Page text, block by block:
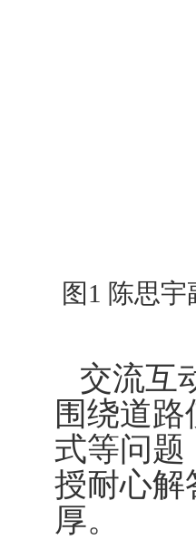
图 1 陈思
交流互
围绕道
式等问题
授耐心解
厚。